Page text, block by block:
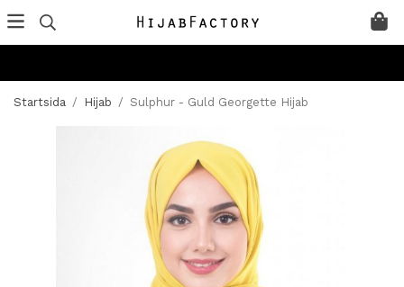
Startsida / Hijab / Sulphur - Guld Georgette Hijab